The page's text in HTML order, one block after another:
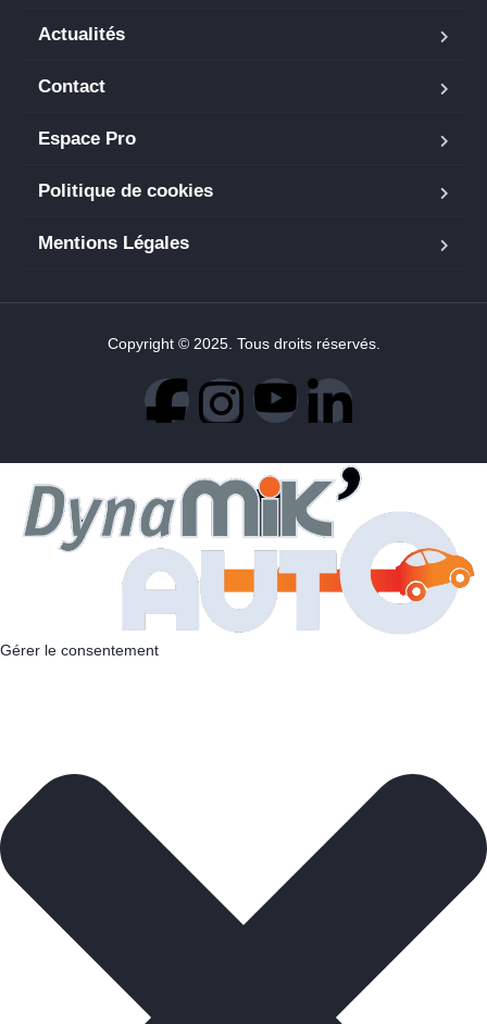
Actualités
Contact
Espace Pro
Politique de cookies
Mentions Légales
Copyright © 2025. Tous droits réservés.
Gérer le consentement